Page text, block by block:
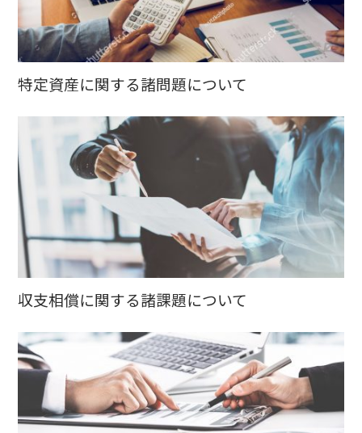
特定資産に関する諸問題について
収支相償に関する諸課題について